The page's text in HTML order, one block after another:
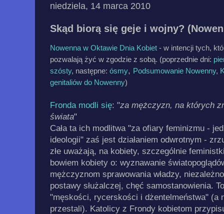
niedziela, 14 marca 2010
Skąd biorą się geje i wojny?
Nowenna w Oktawie Dnia Kobiet - w intencji tych,
pozwalają żyć w zgodzie z sobą. (poprzednie dni:
szósty, następne: ósmy, Podsumowanie Nowenny,
genitaliów do Nowenny)
Fronda modli się: "za mężczyzn, na których
świata"
Cała ta ich modlitwa "za ofiary feminizmu -
ideologii" zaś jest działaniem odwrotnym -
złe uważają, na kobiety, szczególnie
bowiem kobiety o: wyznawanie
mężczyznom sprawowania władzy,
postawy służalczej, chęć samostanowienia.
"męskości, rycerskości i dżentelmeństwa" (a
przestali). Katolicy z Frondy kobietom